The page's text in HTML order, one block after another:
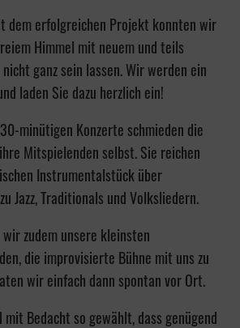
dem erfolgreichen Projekt konnten wir
Himmel mit neuem und teils
ganz sein lassen. Wir werden ein
laden Sie dazu herzlich ein!
minütigen Konzerte schmieden die
Mitspielenden selbst. Sie reichen
Instrumentalstück über
Jazz, Traditionals und Volksliedern.
zudem unsere kleinsten
die improvisierte Bühne mit uns zu
wir einfach dann spontan vor Ort.
Bedacht so gewählt, dass genügend